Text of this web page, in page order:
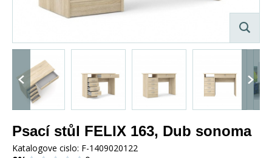
Psací stůl FELIX 163, Dub sonoma
Katalogove cislo: F-1409020122